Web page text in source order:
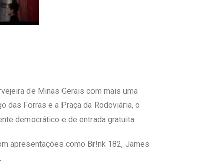
de Minas Gerais com mais uma
das Forras e a Praça da Rodoviária, o
democrático e de entrada gratuita.
apresentações como Br!nk 182, James